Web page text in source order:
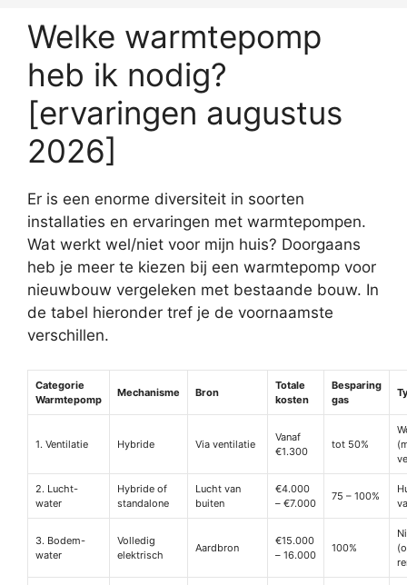
Welke warmtepomp
heb ik nodig?
[ervaringen augustus
2026]
Er is een enorme diversiteit in soorten
installaties en ervaringen met warmtepompen.
Wat werkt wel/niet voor mijn huis? Doorgaans
heb je meer te kiezen bij een warmtepomp voor
nieuwbouw vergeleken met bestaande bouw. In
de tabel hieronder tref je de voornaamste
verschillen.
Categorie
Warmtepomp
Mechanisme Bron
Totale
kosten
Besparing
gas
1. Ventilatie Hybride Via ventilatie
Vanaf
€1.300
tot 50%
2. Lucht-
water
Hybride of
standalone
Lucht van
buiten
€4.000
– €7.000
75 – 100%
3. Bodem-
water
Volledig
elektrisch
Aardbron
€15.000
– 16.000
100%